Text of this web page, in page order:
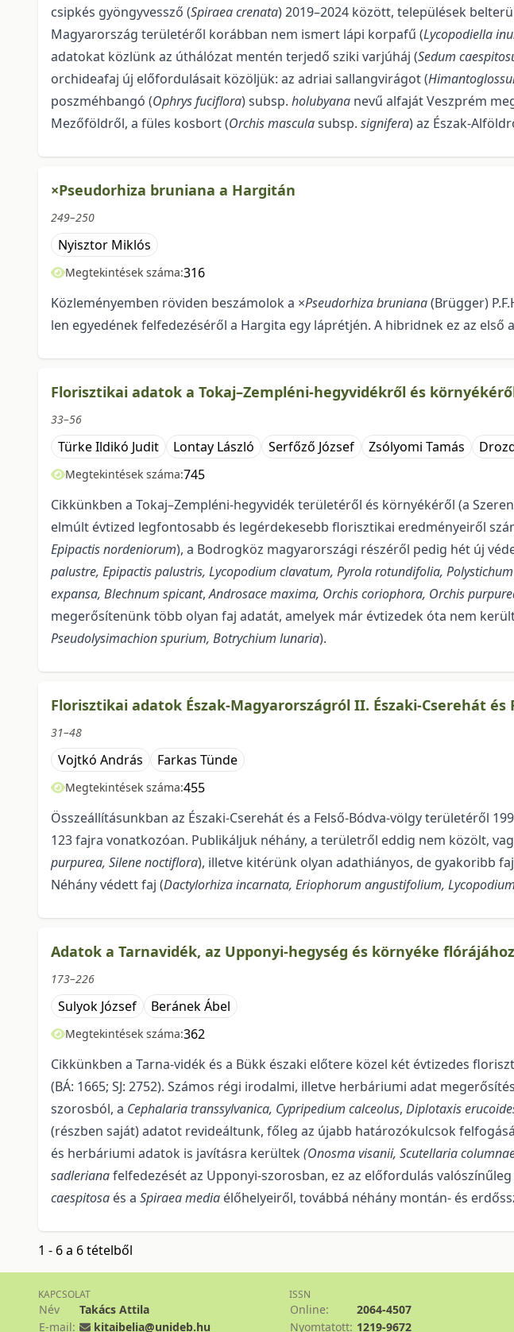
csipkés gyöngyvessző (Spiraea crenata) 2019–2024 között, települések
Magyarország területéről ko­rábban nem ismert lápi korpafű (Lycopodiella
adatokat közlünk az úthálózat mentén terjedő sziki varjúháj (Sedum
orchideafaj új előfordulásait közöljük: az adriai sallangvirágot (
poszméhbangó (Ophrys fuciflora) subsp. holubyana nevű alfaját Veszprém
Mezőföldről, a füles kosbort (Orchis masculasubsp. signifera) az Észak-
×Pseudorhiza bruniana a Hargitán
249–250
Nyisztor Miklós
Megtekintések száma:316
Közleményemben röviden beszámolok a ×Pseudorhiza bruniana(Brügger)
len egyedének felfedezéséről a Hargita egy láprét­jén. A hibridnek ez az első
Florisztikai adatok a Tokaj–Zempléni-hegyvidékről és
33–56
Türke Ildikó Judit Lontay László Serfőző József Zsólyomi Tamás
Megtekintések száma:745
Cikkünkben a Tokaj–Zempléni-hegyvidék területéről és környékéről (a
elmúlt évtized legfontosabb és legérdekesebb florisztikai eredményeiről
Epipactis nordeniorum), a Bodrogköz magyarországi részéről pedig hét új
palustre, Epipactis palustris, Lycopodium clavatum, Pyrola rotundifolia,
expansa, Blechnum spicant,Androsace maxima, Orchis cori­ophora, Orchis
megerősítenünk több olyan faj adatát, amelyek már évtizedek óta nem
Pseudolysimachion spurium, Botrychium lunaria).
Florisztikai adatok Észak-Magyarországról II. Északi-Cserehát és
31–48
Vojtkó András Farkas Tünde
Megtekintések száma:455
Összeállításunkban az Északi-Cserehát és a Felső-Bódva-völgy területéről
123 fajra vonatkozóan. Publikáljuk néhány, a területről eddig nem közölt,
purpurea, Silene noctiflora), illetve kitérünk olyan adathiányos, de gyakoribb
Néhány védett faj (Dactylorhiza incarnata, Eriophorum angustifolium,
Adatok a Tarnavidék, az Upponyi-hegység és környéke flórájához
173–226
Sulyok József Beránek Ábel
Megtekintések száma:362
Cikkünkben a Tarna-vidék és a Bükk északi előtere közel két évtizedes
(BÁ: 1665; SJ: 2752). Számos régi iro­dalmi, illetve herbáriumi adat
szorosból, a Cephalaria transsylvanica, Cypripedium calceolus, Diplotaxis
(részben saját) adatot re­vi­de­ál­tunk, főleg az újabb határozókulcsok
és herbáriumi adatok is javításra kerültek (Onosma visanii, Scutellaria
sadlerianafelfedezését az Up­po­nyi-szorosban, ez az előfordulás
caespitosa és a Spiraea media élőhelyeiről, továbbá néhány montán- és
1 - 6 a 6 tételből
KAPCSOLAT
Név
Takács Attila
E-mail:
kitaibelia@unideb.hu
ISSN
Online:
2064-4507
Nyomtatott: 1219-9672